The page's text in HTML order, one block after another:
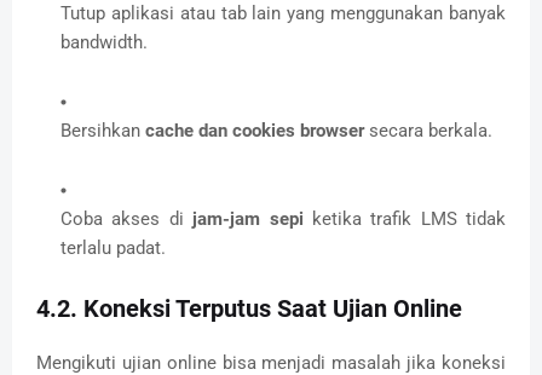
Tutup aplikasi atau tab lain yang menggunakan banyak
bandwidth.
Bersihkan cache dan cookies browsersecara berkala.
Coba akses di jam-jam sepi ketika trafik LMS tidak
terlalu padat.
4.2. Koneksi Terputus Saat Ujian Online
Mengikuti ujian online bisa menjadi masalah jika koneksi